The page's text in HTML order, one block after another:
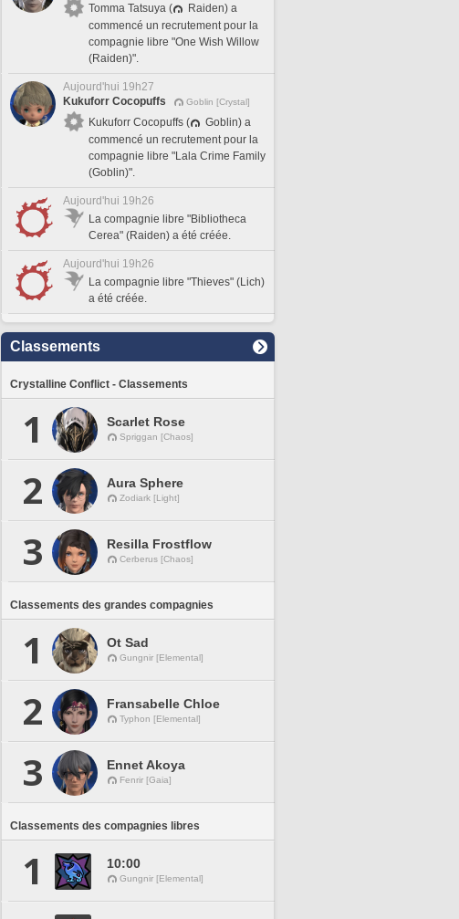
Tomma Tatsuya (
Raiden) a
commencé un recrutement pour la
compagnie libre "One Wish Willow
(Raiden)".
Aujourd'hui 19h27
Kukuforr Cocopuffs
Goblin [Crystal]
Kukuforr Cocopuffs (
Goblin) a
commencé un recrutement pour la
compagnie libre "Lala Crime Family
(Goblin)".
Aujourd'hui 19h26
La compagnie libre "Bibliotheca
Cerea" (Raiden) a été créée.
Aujourd'hui 19h26
La compagnie libre "Thieves" (Lich)
a été créée.
Classements
Crystalline Conflict - Classements
1 Scarlet Rose
Spriggan [Chaos]
2 Aura Sphere
Zodiark [Light]
3 Resilla Frostflow
Cerberus [Chaos]
Classements des grandes compagnies
1 Ot Sad
Gungnir [Elemental]
2 Fransabelle Chloe
Typhon [Elemental]
3 Ennet Akoya
Fenrir [Gaia]
Classements des compagnies libres
1 10:00
Gungnir [Elemental]